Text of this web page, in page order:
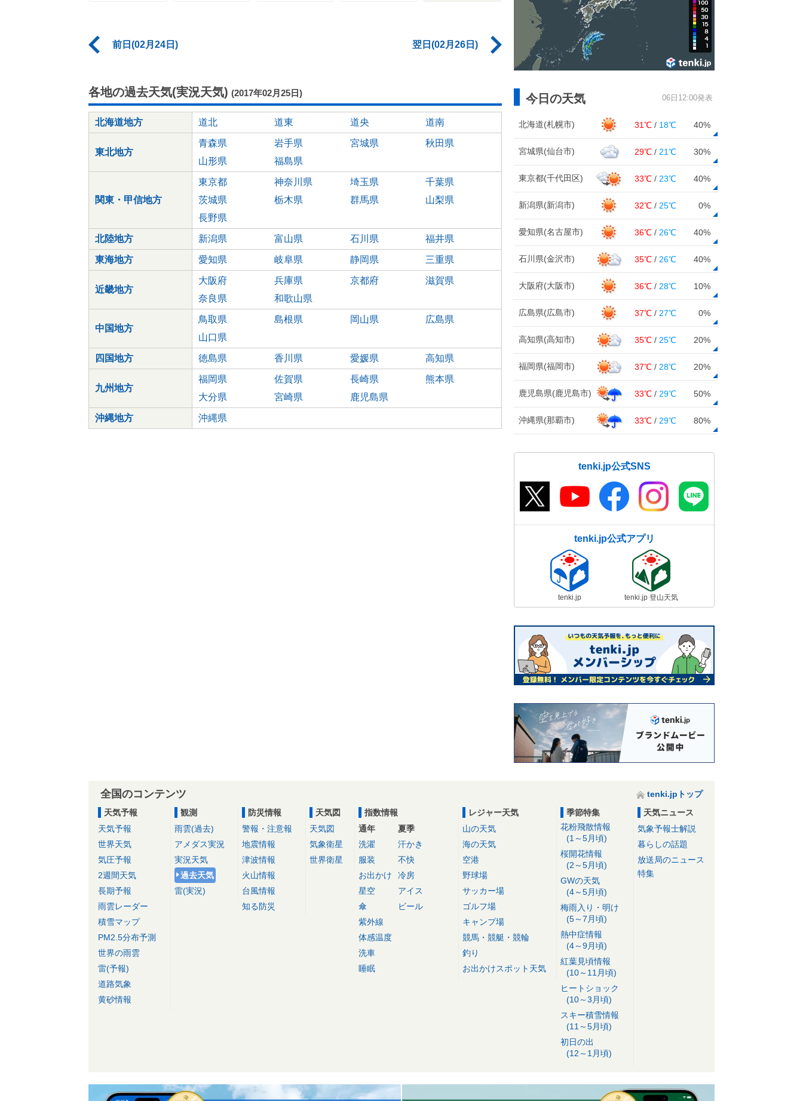
前日(02月24日) 翌日(02月26日)
各地の過去天気(実況天気) (2017年02月25日)
北海道地方 道北 道東 道央 道南
東北地方
青森県 岩手県 宮城県
秋田県
山形県
福島県
関東・甲信地方
東京都 神奈川県 埼玉県
千葉県
茨城県
栃木県 群馬県
山梨県
長野県
北陸地方 新潟県 富山県 石川県 福井県
東海地方 愛知県 岐阜県 静岡県 三重県
近畿地方
大阪府 兵庫県 京都府
滋賀県
奈良県
和歌山県
中国地方
鳥取県 島根県 岡山県
広島県
山口県
四国地方 徳島県 香川県 愛媛県 高知県
九州地方
福岡県 佐賀県 長崎県
熊本県
大分県
宮崎県 鹿児島県
沖縄地方 沖縄県
今日の天気 06日12:00発表
北海道(札幌市) 31℃ / 18℃ 40%
宮城県(仙台市) 29℃ / 21℃ 30%
東京都(千代田区) 33℃ / 23℃ 40%
新潟県(新潟市) 32℃ / 25℃ 0%
愛知県(名古屋市) 36℃ / 26℃ 40%
石川県(金沢市) 35℃ / 26℃ 40%
大阪府(大阪市) 36℃ / 28℃ 10%
広島県(広島市) 37℃ / 27℃ 0%
高知県(高知市) 35℃ / 25℃ 20%
福岡県(福岡市) 37℃ / 28℃ 20%
鹿児島県(鹿児島市) 33℃ / 29℃ 50%
沖縄県(那覇市) 33℃ / 29℃ 80%
tenki.jp公式SNS
tenki.jp公式アプリ
tenki.jp tenki.jp 登山天気
全国のコンテンツ
tenki.jpトップ
天気予報
天気予報
世界天気
気圧予報
2週間天気
長期予報
雨雲レーダー
積雪マップ
PM2.5分布予測
世界の雨雲
雷(予報)
道路気象
黄砂情報
観測
雨雲(過去)
アメダス実況
実況天気
過去天気
雷(実況)
防災情報
警報・注意報
地震情報
津波情報
火山情報
台風情報
知る防災
天気図
天気図
気象衛星
世界衛星
指数情報
通年
洗濯
服装
お出かけ
星空
傘
紫外線
体感温度
洗車
睡眠
夏季
汗かき
不快
冷房
アイス
ビール
レジャー天気
山の天気
海の天気
空港
野球場
サッカー場
ゴルフ場
キャンプ場
競馬・競艇・競輪
釣り
お出かけスポット天気
季節特集
花粉飛散情報
(1～5月頃)
桜開花情報
(2～5月頃)
GWの天気
(4～5月頃)
梅雨入り・明け
(5～7月頃)
熱中症情報
(4～9月頃)
紅葉見頃情報
(10～11月頃)
ヒートショック
(10～3月頃)
スキー積雪情報
(11～5月頃)
初日の出
(12～1月頃)
天気ニュース
気象予報士解説
暮らしの話題
放送局のニュース
特集